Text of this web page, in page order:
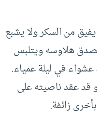
من السكر ولا يشبع
هلاوسه ويتلبس
في ليلة عمياء.
قد عقد ناصيته على
زائفة.